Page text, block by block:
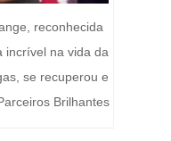
reconhecida
incrível na vida da
se recuperou e
Brilhantes